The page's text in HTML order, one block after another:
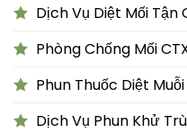
Dịch Vụ Diệt Mối Tận
Phòng Chống Mối
Phun Thuốc Diệt Muỗi
Dịch Vụ Phun Khử